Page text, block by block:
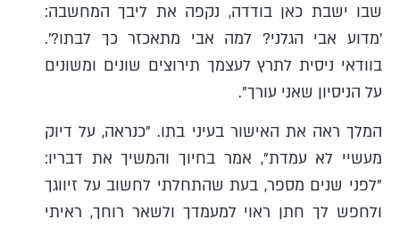
שבו ישבת כאן בודדה, נקפה את ליבך המחשבה:
'מדוע אבי הגלני? למה אבי מתאכזר כך לבתו?'.
בוודאי ניסית לתרץ לעצמך תירוצים שונים ומשונים
על הניסיון שאני עורך".
המלך ראה את האישור בעיני בתו. "כנראה, על דיוק
מעשיי לא עמדת", אמר בחיוך והמשיך את דבריו:
"לפני שנים מספר, בעת שהתחלתי לחשוב על זיווגך
ולחפש לך חתן ראוי למעמדך ולשאר רוחך, ראיתי